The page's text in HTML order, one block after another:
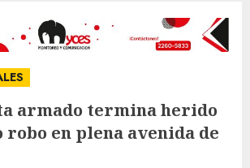
armado termina herido
en plena avenida de